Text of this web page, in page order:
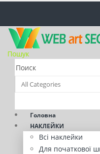
Пошук
Головна
НАКЛЕЙКИ
Всі наклейки
Для початкової